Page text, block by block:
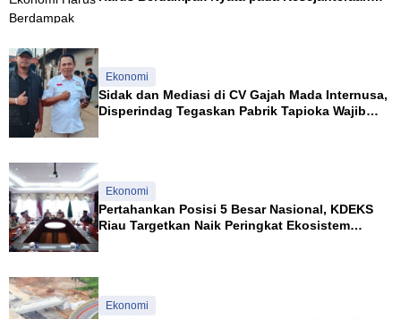
Ekonomi
Sidak dan Mediasi di CV Gajah Mada Internusa,
Disperindag Tegaskan Pabrik Tapioka Wajib
Ekonomi
Pertahankan Posisi 5 Besar Nasional, KDEKS
Riau Targetkan Naik Peringkat Ekosistem
Ekonomi